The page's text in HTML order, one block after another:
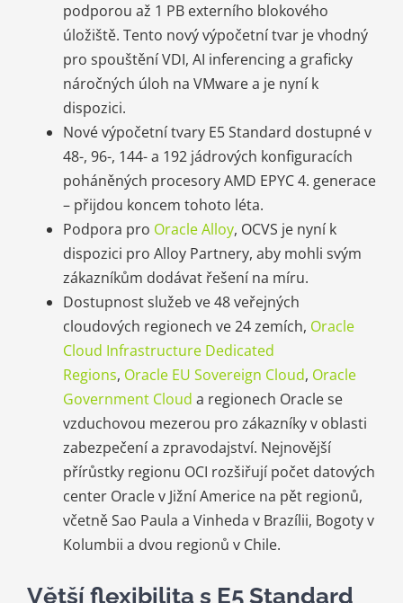
podporou až 1 PB externího blokového
úložiště. Tento nový výpočetní tvar je vhodný
pro spouštění VDI, AI inferencing a graficky
náročných úloh na VMware a je nyní k
dispozici.
Nové výpočetní tvary E5 Standard dostupné v
48-, 96-, 144- a 192 jádrových konfiguracích
poháněných procesory AMD EPYC 4. generace
– přijdou koncem tohoto léta.
Podpora pro Oracle Alloy, OCVS je nyní k
dispozici pro Alloy Partnery, aby mohli svým
zákazníkům dodávat řešení na míru.
Dostupnost služeb ve 48 veřejných
cloudových regionech ve 24 zemích, Oracle
Cloud Infrastructure Dedicated
Regions, Oracle EU Sovereign Cloud, Oracle
Government Cloud a regionech Oracle se
vzduchovou mezerou pro zákazníky v oblasti
zabezpečení a zpravodajství. Nejnovější
přírůstky regionu OCI rozšiřují počet datových
center Oracle v Jižní Americe na pět regionů,
včetně Sao Paula a Vinheda v Brazílii, Bogoty v
Kolumbii a dvou regionů v Chile.
Větší flexibilita s E5 Standard